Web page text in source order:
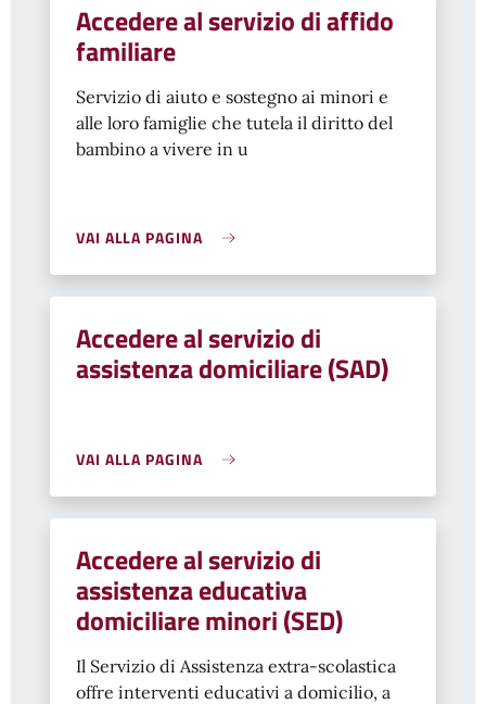
Accedere al servizio di affido
familiare
Servizio di aiuto e sostegno ai minori e
alle loro famiglie che tutela il diritto del
bambino a vivere in u
VAI ALLA PAGINA
Accedere al servizio di
assistenza domiciliare (SAD)
VAI ALLA PAGINA
Accedere al servizio di
assistenza educativa
domiciliare minori (SED)
Il Servizio di Assistenza extra-scolastica
offre interventi educativi a domicilio, a